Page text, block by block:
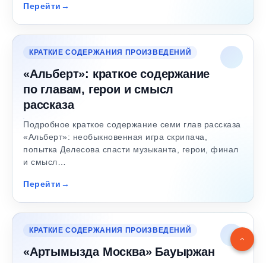
Перейти
КРАТКИЕ СОДЕРЖАНИЯ ПРОИЗВЕДЕНИЙ
«Альберт»: краткое содержание
по главам, герои и смысл
рассказа
Подробное краткое содержание семи глав рассказа
«Альберт»: необыкновенная игра скрипача,
попытка Делесова спасти музыканта, герои, финал
и смысл…
Перейти
КРАТКИЕ СОДЕРЖАНИЯ ПРОИЗВЕДЕНИЙ
«Артымызда Москва» Бауыржан